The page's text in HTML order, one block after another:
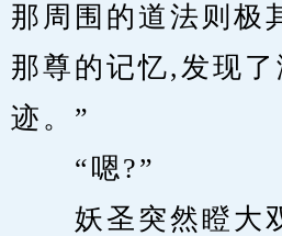
那周围的道法则极
那尊的记忆,发现了
迹。”
“嗯?”
妖圣突然瞪大双